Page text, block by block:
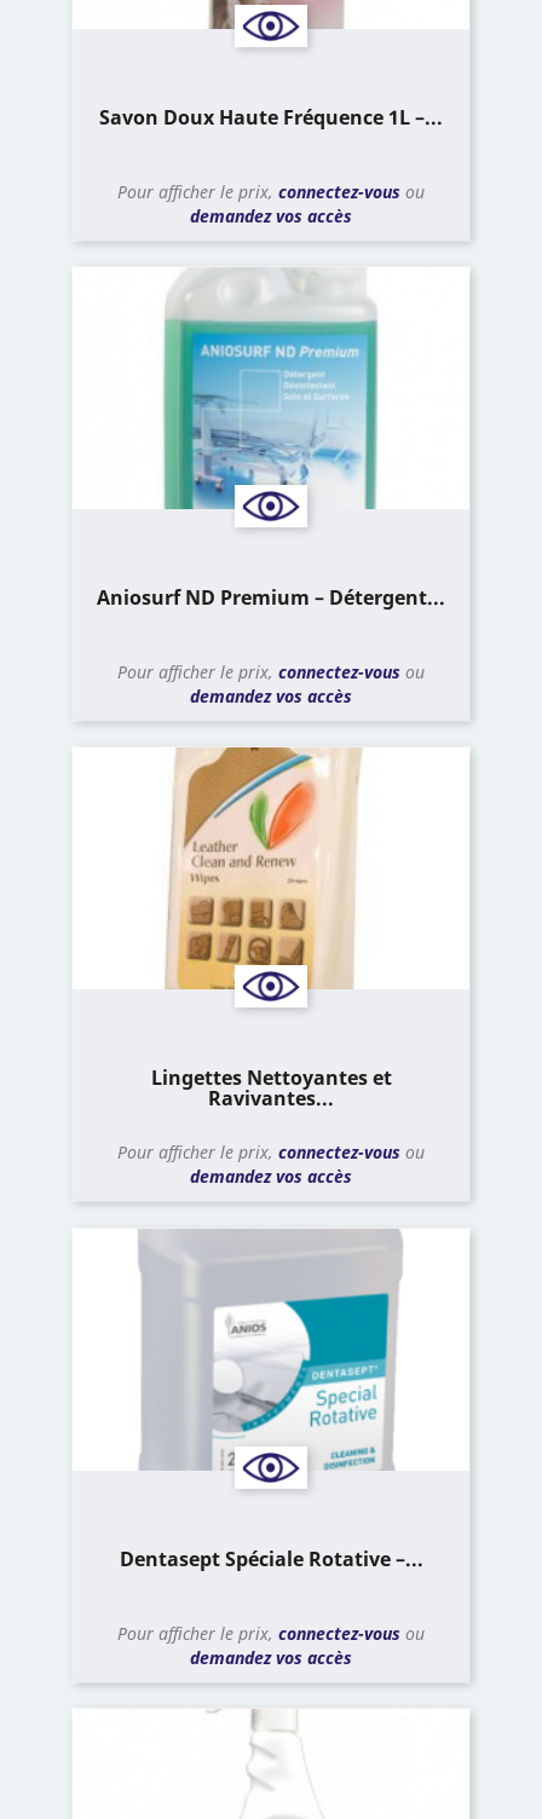
Savon Doux Haute Fréquence 1L –...
Pour afficher le prix, connectez-vous ou
demandez vos accès
Aniosurf ND Premium – Détergent...
Pour afficher le prix, connectez-vous ou
demandez vos accès
Lingettes Nettoyantes et
Ravivantes...
Pour afficher le prix, connectez-vous ou
demandez vos accès
Dentasept Spéciale Rotative –...
Pour afficher le prix, connectez-vous ou
demandez vos accès